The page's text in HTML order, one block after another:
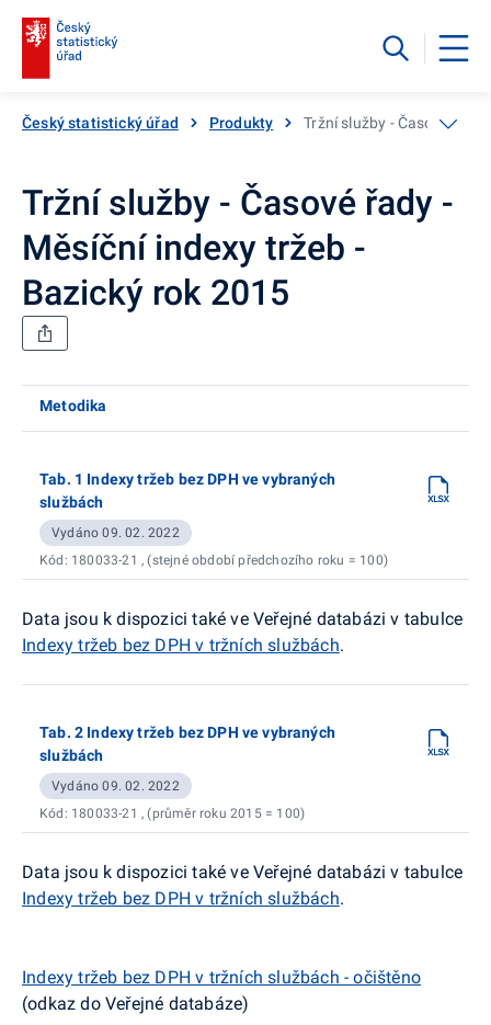
Český statistický úřad Produkty Tržní služby - Časové
Tržní služby - Časové řady -
Měsíční indexy tržeb -
Bazický rok 2015
Metodika
Tab. 1 Indexy tržeb bez DPH ve vybraných
službách
Vydáno 09. 02. 2022
Kód: 180033-21 , (stejné období předchozího roku = 100)
Data jsou k dispozici také ve Veřejné databázi v tabulce
Indexy tržeb bez DPH v tržních službách.
Tab. 2 Indexy tržeb bez DPH ve vybraných
službách
Vydáno 09. 02. 2022
Kód: 180033-21 , (průměr roku 2015 = 100)
Data jsou k dispozici také ve Veřejné databázi v tabulce
Indexy tržeb bez DPH v tržních službách.
Indexy tržeb bez DPH v tržních službách - očištěno
(odkaz do Veřejné databáze)